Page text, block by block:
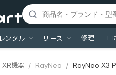
レンタル リース 修理 ロ
XR機器 / RayNeo / RayNeo X3